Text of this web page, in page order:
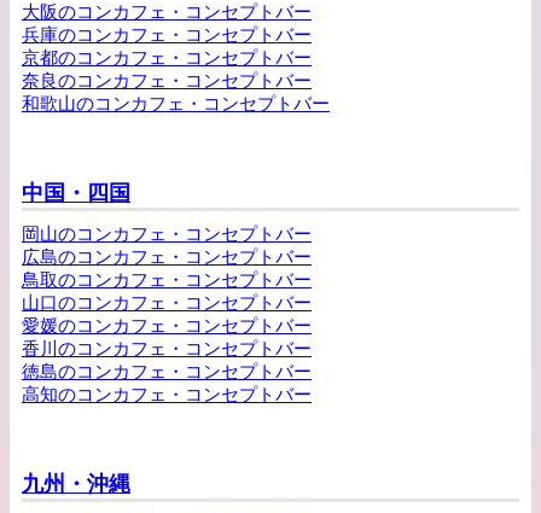
大阪のコンカフェ・コンセプトバー
兵庫のコンカフェ・コンセプトバー
京都のコンカフェ・コンセプトバー
奈良のコンカフェ・コンセプトバー
和歌山のコンカフェ・コンセプトバー
中国・四国
岡山のコンカフェ・コンセプトバー
広島のコンカフェ・コンセプトバー
鳥取のコンカフェ・コンセプトバー
山口のコンカフェ・コンセプトバー
愛媛のコンカフェ・コンセプトバー
香川のコンカフェ・コンセプトバー
徳島のコンカフェ・コンセプトバー
高知のコンカフェ・コンセプトバー
九州・沖縄